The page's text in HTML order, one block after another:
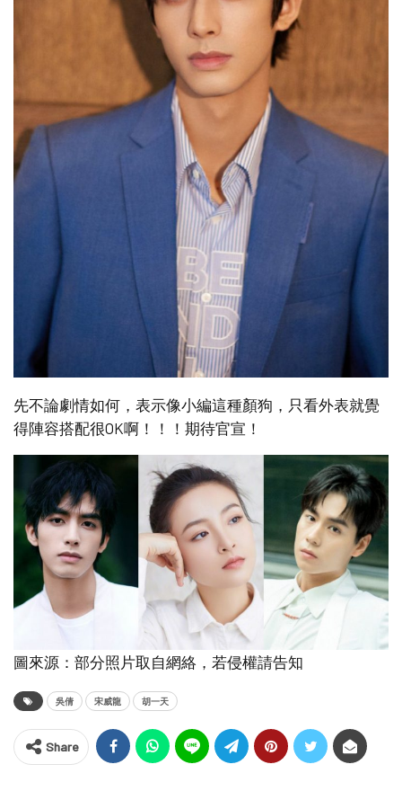
先不論劇情如何，表示像小編這種顏狗，只看外表就覺
得陣容搭配很OK啊！！！期待官宣！
圖來源：部分照片取自網絡，若侵權請告知
吳倩 宋威龍 胡一天
Share